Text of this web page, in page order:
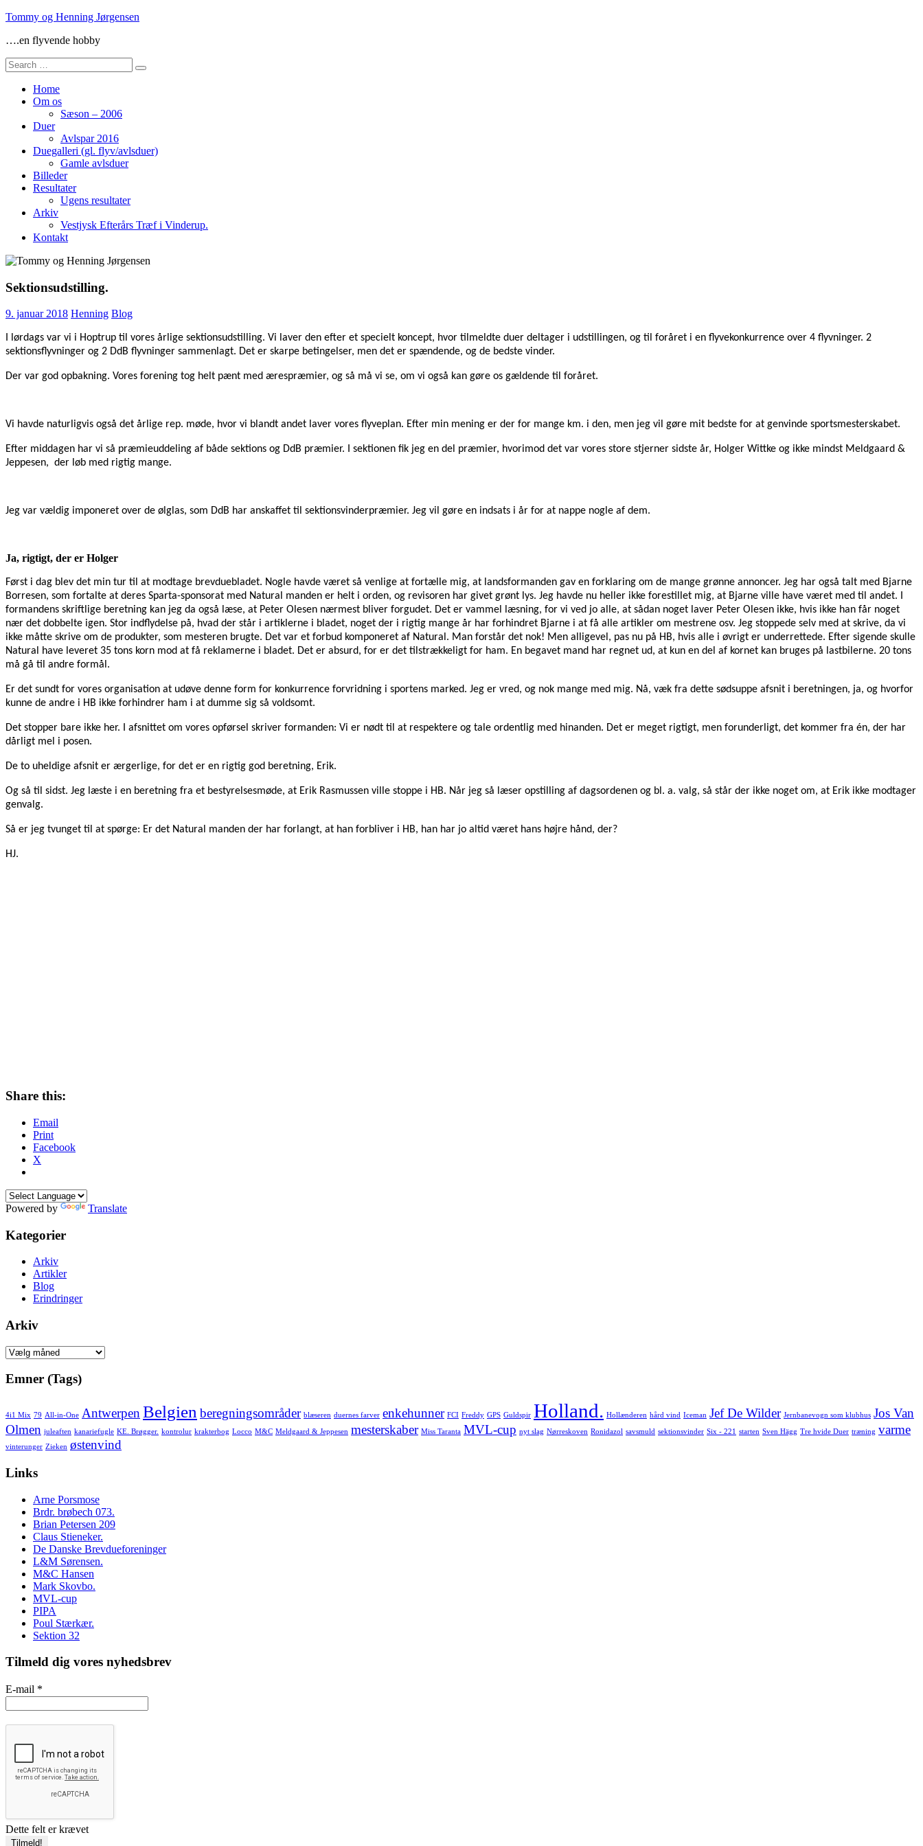
Skip
content
Tommy og Henning Jørgensen
….en flyvende hobby
Search
for:
Home
Om os
Sæson – 2006
Duer
Avlspar 2016
Duegalleri (gl. flyv/avlsduer)
Gamle avlsduer
Billeder
Resultater
Ugens resultater
Arkiv
Vestjysk Efterårs Træf i Vinderup.
Kontakt
Sektionsudstilling.
9. januar 2018 Henning Blog
I lørdags var vi i Hoptrup til vores årlige sektionsudstilling. Vi laver den efter et specielt koncept, hvor tilmeldte duer deltager i udstillingen, og til foråret i en flyvekonkurrence over 4 flyvninger. 2
sektionsflyvninger og 2 DdB flyvninger sammenlagt. Det er skarpe betingelser, men det er spændende, og de bedste vinder.
Der var god opbakning. Vores forening tog helt pænt med ærespræmier, og så må vi se, om vi også kan gøre os gældende til foråret.
Vi havde naturligvis også det årlige rep. møde, hvor vi blandt andet laver vores flyveplan. Efter min mening er der for mange km. i den, men jeg vil gøre mit bedste for at genvinde sportsmesterskabet.
Efter middagen har vi så præmieuddeling af både sektions og DdB præmier. I sektionen fik jeg en del præmier, hvorimod det var vores store stjerner sidste år, Holger Wittke og ikke mindst Meldgaard &
Jeppesen, der løb med rigtig mange.
Jeg var vældig imponeret over de ølglas, som DdB har anskaffet til sektionsvinderpræmier. Jeg vil gøre en indsats i år for at nappe nogle af dem.
Ja, rigtigt, der er Holger
Først i dag blev det min tur til at modtage brevduebladet. Nogle havde været så venlige at fortælle mig, at landsformanden gav en forklaring om de mange grønne annoncer. Jeg har også talt med Bjarne
Borresen, som fortalte at deres Sparta-sponsorat med Natural manden er helt i orden, og revisoren har givet grønt lys. Jeg havde nu heller ikke forestillet mig, at Bjarne ville have været med til andet. I
formandens skriftlige beretning kan jeg da også læse, at Peter Olesen nærmest bliver forgudet. Det er vammel læsning, for vi ved jo alle, at sådan noget laver Peter Olesen ikke, hvis ikke han får noget
nær det dobbelte igen. Stor indflydelse på, hvad der står i artiklerne i bladet, noget der i rigtig mange år har forhindret Bjarne i at få alle artikler om mestrene osv. Jeg stoppede selv med at skrive, da vi
ikke måtte skrive om de produkter, som mesteren brugte. Det var et forbud komponeret af Natural. Man forstår det nok! Men alligevel, pas nu på HB, hvis alle i øvrigt er underrettede. Efter sigende skulle
Natural have leveret 35 tons korn mod at få reklamerne i bladet. Det er absurd, for er det tilstrækkeligt for ham. En begavet mand har regnet ud, at kun en del af kornet kan bruges på lastbilerne. 20 tons
må gå til andre formål.
Er det sundt for vores organisation at udøve denne form for konkurrence forvridning i sportens marked. Jeg er vred, og nok mange med mig. Nå, væk fra dette sødsuppe afsnit i beretningen, ja, og hvorfor
kunne de andre i HB ikke forhindrer ham i at dumme sig så voldsomt.
Det stopper bare ikke her. I afsnittet om vores opførsel skriver formanden: Vi er nødt til at respektere og tale ordentlig med hinanden. Det er meget rigtigt, men forunderligt, det kommer fra én, der har
dårligt mel i posen.
De to uheldige afsnit er ærgerlige, for det er en rigtig god beretning, Erik.
Og så til sidst. Jeg læste i en beretning fra et bestyrelsesmøde, at Erik Rasmussen ville stoppe i HB. Når jeg så læser opstilling af dagsordenen og bl. a. valg, så står der ikke noget om, at Erik ikke modtager
genvalg.
Så er jeg tvunget til at spørge: Er det Natural manden der har forlangt, at han forbliver i HB, han har jo altid været hans højre hånd, der?
HJ.
Share this:
Email
Print
Facebook
X
Powered by Translate
Kategorier
Arkiv
Artikler
Blog
Erindringer
Arkiv
Arkiv
Emner (Tags)
4i1 Mix 79 All-in-One Antwerpen Belgien beregningsområder blæseren duernes farver enkehunner FCI Freddy GPS Guldspir Holland. Hollænderen hård vind Iceman Jef De Wilder Jernbanevogn som klubhus Jos Van
Olmen juleaften kanariefugle KE. Brøgger. kontrolur krakterbog Locco M&C Meldgaard & Jeppesen mesterskaber Miss Taranta MVL-cup nyt slag Nørreskoven Ronidazol savsmuld sektionsvinder Six - 221 starten Sven Hägg Tre hvide Duer træning varme
vinterunger Zieken østenvind
Links
Arne Porsmose
Brdr. brøbech 073.
Brian Petersen 209
Claus Stieneker.
De Danske Brevdueforeninger
L&M Sørensen.
M&C Hansen
Mark Skovbo.
MVL-cup
PIPA
Poul Stærkær.
Sektion 32
Tilmeld dig vores nyhedsbrev
E-mail *
Dette felt er krævet